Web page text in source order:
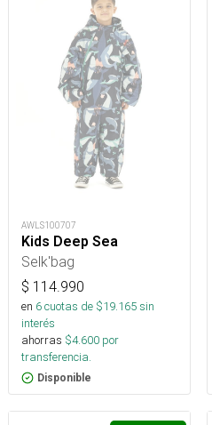
AWLS100707
Kids Deep Sea
Selk'bag
$ 114.990
en 6cuotas de $19.165sin
interés
ahorras $4.600 por
transferencia.
Disponible